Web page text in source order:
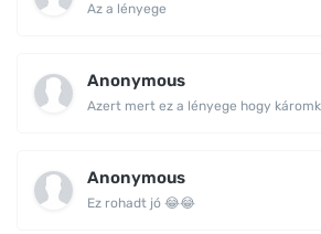
Az a lényege
Anonymous
Azert mert ez a lényege hogy
Anonymous
Ez rohadt jó 😂😂